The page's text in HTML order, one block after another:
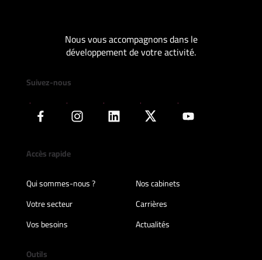
Nous vous accompagnons dans le
développement de votre activité.
Suivez-nous
Accès rapide
Qui sommes-nous ?
Nos cabinets
Votre secteur
Carrières
Vos besoins
Actualités
Outils